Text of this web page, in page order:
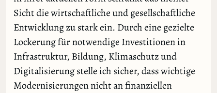
Sicht die wirtschaftliche und gesellschaftliche
Entwicklung zu stark ein. Durch eine gezielte
Lockerung für notwendige Investitionen in
Infrastruktur, Bildung, Klimaschutz und
Digitalisierung stelle ich sicher, dass wichtige
Modernisierungen nicht an finanziellen